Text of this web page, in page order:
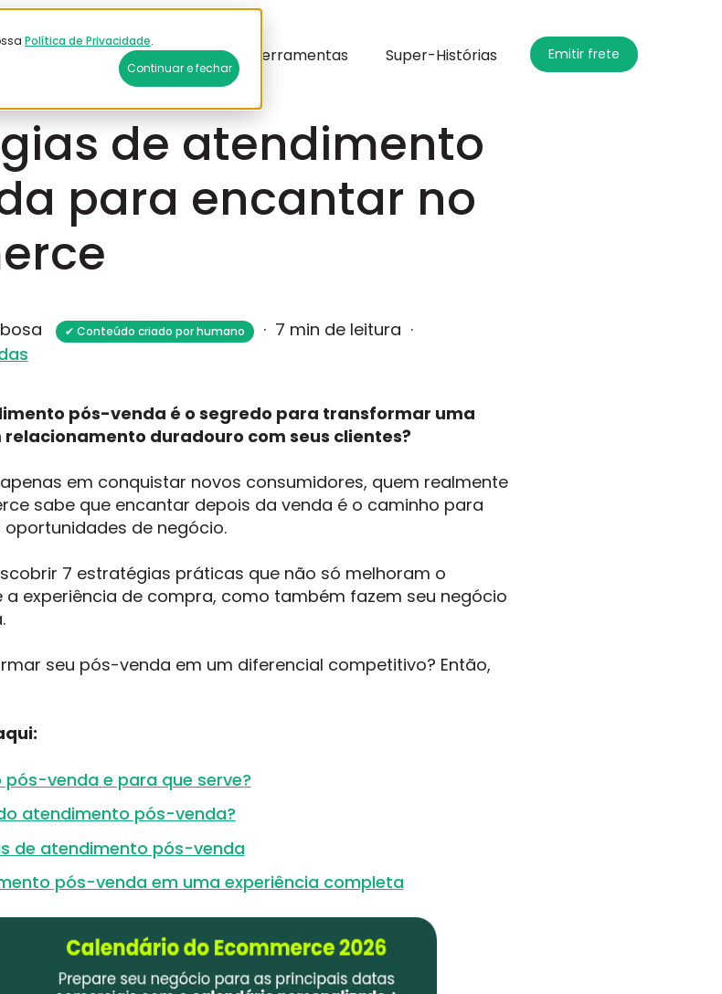
Política de Privacidade.
Continuar e fechar
Sobre a Plataforma Ferramentas Super-Histórias Emitir frete
de atendimento
para encantar no
✔ Conteúdo criado por humano · 7 min de leitura ·
pós-venda é o segredo para transformar uma
duradouro com seus clientes?
em conquistar novos consumidores, quem realmente
sabe que encantar depois da venda é o caminho para
de negócio.
7 estratégias práticas que não só melhoram o
a experiência de compra, como também fazem seu negócio
seu pós-venda em um diferencial competitivo? Então,
venda e para que serve?
atendimento pós-venda?
de atendimento pós-venda
pós-venda em uma experiência completa